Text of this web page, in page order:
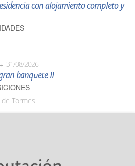
con alojamiento completo y
31/08/2026
banquete II
de Tormes